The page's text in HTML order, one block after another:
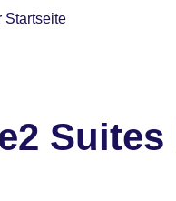
Startseite